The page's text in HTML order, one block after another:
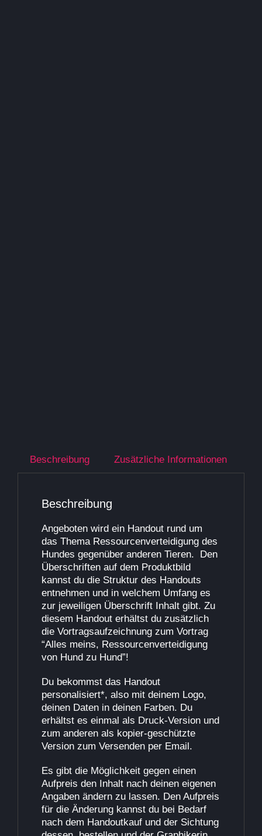
Beschreibung Zusätzliche Informationen
Beschreibung
Angeboten wird ein Handout rund um
das Thema Ressourcenverteidigung des
Hundes gegenüber anderen Tieren. Den
Überschriften auf dem Produktbild
kannst du die Struktur des Handouts
entnehmen und in welchem Umfang es
zur jeweiligen Überschrift Inhalt gibt. Zu
diesem Handout erhältst du zusätzlich
die Vortragsaufzeichnung zum Vortrag
“Alles meins, Ressourcenverteidigung
von Hund zu Hund”!
Du bekommst das Handout
personalisiert*, also mit deinem Logo,
deinen Daten in deinen Farben. Du
erhältst es einmal als Druck-Version und
zum anderen als kopier-geschützte
Version zum Versenden per Email.
Es gibt die Möglichkeit gegen einen
Aufpreis den Inhalt nach deinen eigenen
Angaben ändern zu lassen. Den Aufpreis
für die Änderung kannst du bei Bedarf
nach dem Handoutkauf und der Sichtung